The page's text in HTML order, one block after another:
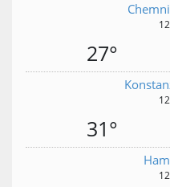
27°
31°